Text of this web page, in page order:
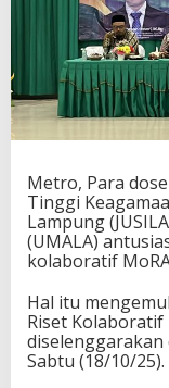
Metro, Para
Tinggi
Lampung
(UMALA)
kolaboratif
Hal itu
Riset Kolaboratif
diselenggarakan
Sabtu (18/10/25).